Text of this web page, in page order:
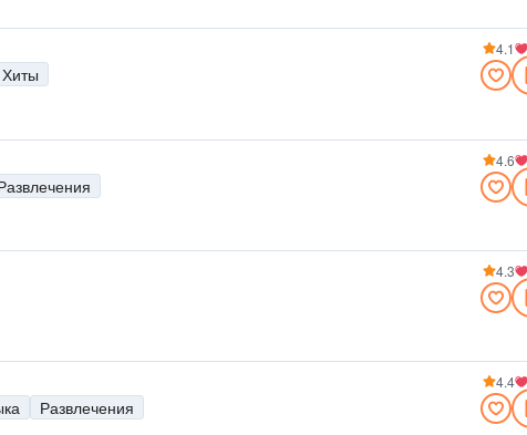
Хиты
4.1
4.6
4.3
Развлечения
4.4